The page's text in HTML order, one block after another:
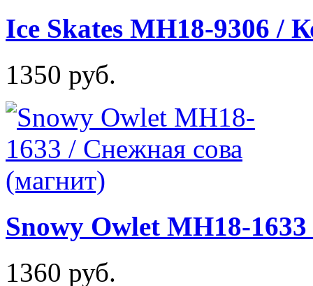
Ice Skates MH18-9306 /
1350 руб.
Snowy Owlet MH18-
1360 руб.